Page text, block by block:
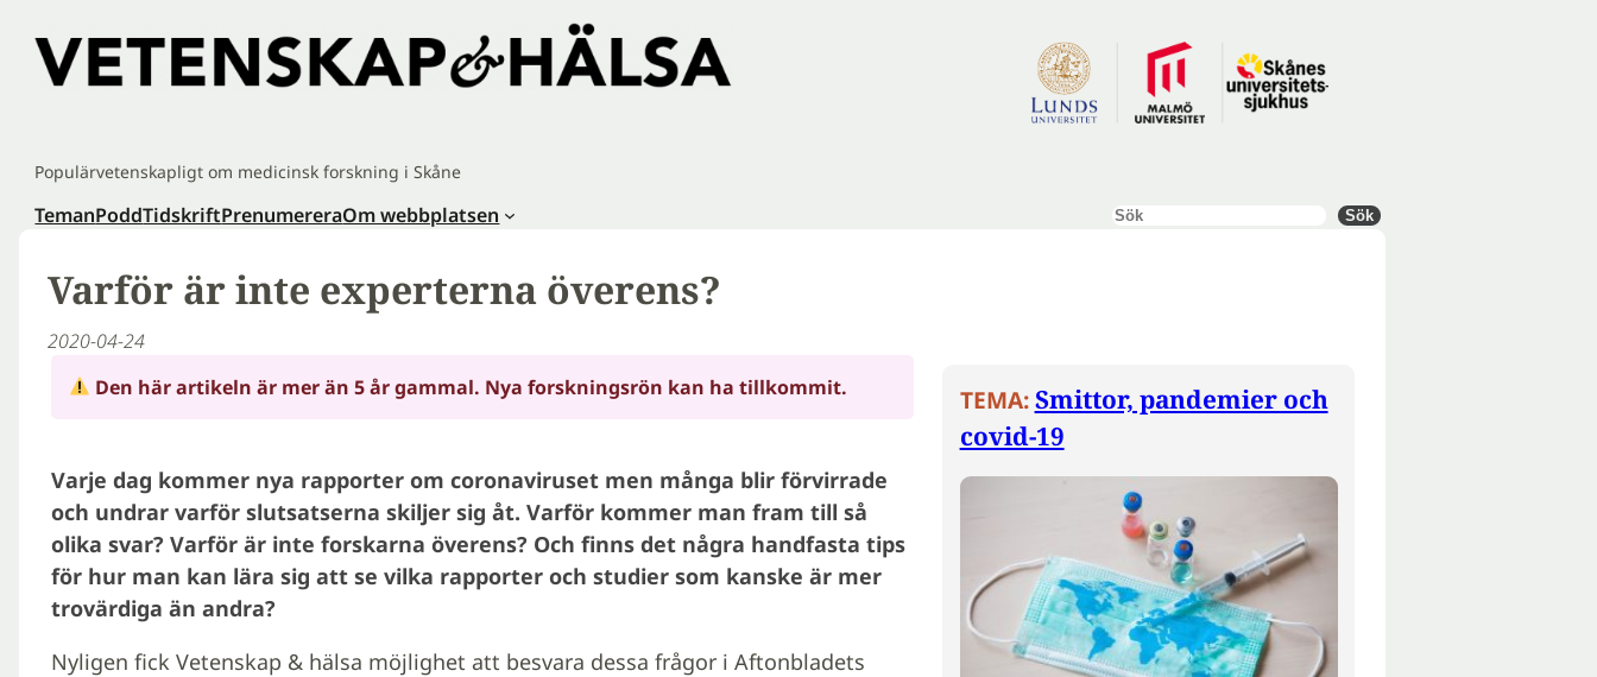
innehåll
Populärvetenskapligt om medicinsk forskning i Skåne
TemanPoddTidskriftPrenumereraOm webbplatsen Sök Sök
Varför är inte experterna överens?
2020-04-24
Den här artikeln är mer än 5 år gammal. Nya forskningsrön kan ha tillkommit.
Varje dag kommer nya rapporter om coronaviruset men många blir förvirrade
och undrar varför slutsatserna skiljer sig åt. Varför kommer man fram till så
olika svar? Varför är inte forskarna överens? Och finns det några handfasta tips
för hur man kan lära sig att se vilka rapporter och studier som kanske är mer
trovärdiga än andra?
Nyligen fick Vetenskap & hälsa möjlighet att besvara dessa frågor i Aftonbladets
TEMA: Smittor, pandemier och
covid-19